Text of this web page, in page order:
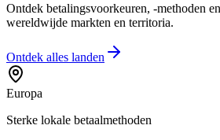
Ontdek betalingsvoorkeuren, -methoden
wereldwijde markten en territoria.
Ontdek alles landen
Europa
Sterke lokale betaalmethoden